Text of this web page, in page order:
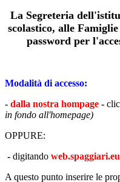
La Segreteria
scolastico, alle Famiglie
password per
Modalità di accesso:
- dalla nostra hompage -
in fondo all'homepage)
OPPURE:
- digitando web.spaggiari.eu
A questo punto inserire le